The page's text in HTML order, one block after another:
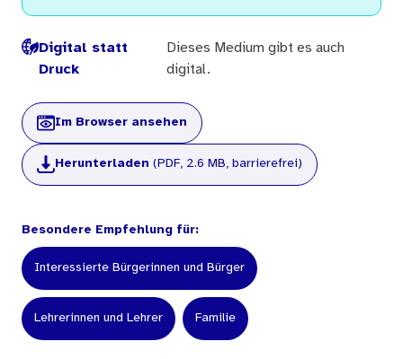
Digital statt
Druck
Dieses Medium gibt es auch
digital.
Im Browser ansehen
Herunterladen (PDF, 2.6 MB, barrierefrei)
Besondere Empfehlung für:
Interessierte Bürgerinnen und Bürger
Lehrerinnen und Lehrer Familie